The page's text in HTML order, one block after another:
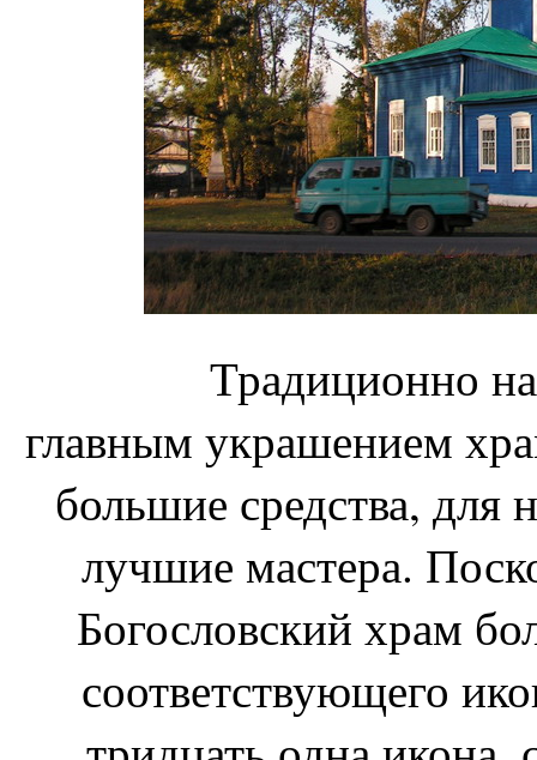
Традиционно на
главным украшением
большие средства, для
лучшие мастера.
Богословский храм
соответствующего